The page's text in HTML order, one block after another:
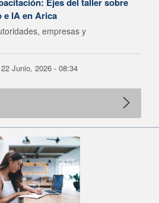
IA en Arica
empresas y
Junio, 2026 - 08:34